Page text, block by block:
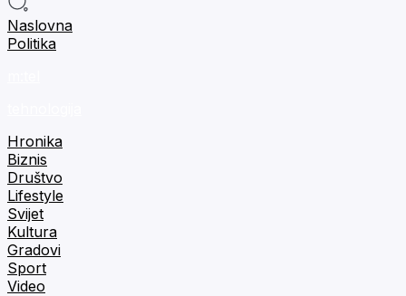
Naslovna
Politika
Hronika
Biznis
Društvo
Lifestyle
Svijet
Kultura
Gradovi
Sport
Video